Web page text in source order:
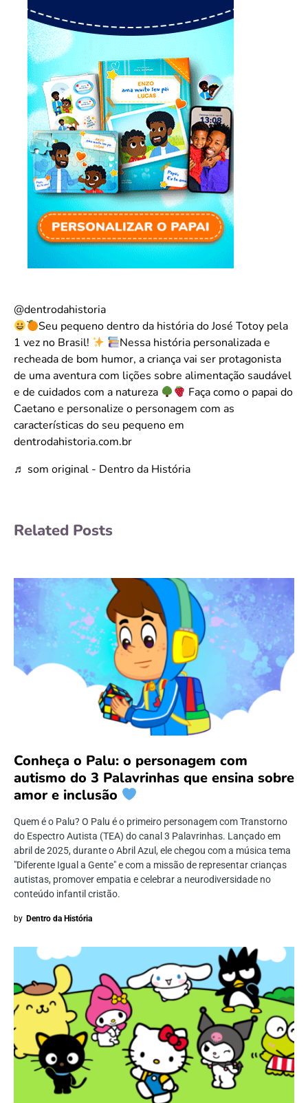
@dentrodahistoria
Seu pequeno dentro da história do José Totoy pela
1 vez no Brasil!
Nessa história personalizada e
recheada de bom humor, a criança vai ser protagonista
de uma aventura com lições sobre alimentação saudável
e de cuidados com a natureza
Faça como o papai do
Caetano e personalize o personagem com as
características do seu pequeno em
dentrodahistoria.com.br
♬ som original - Dentro da História
Related Posts
Conheça o Palu: o personagem com
autismo do 3 Palavrinhas que ensina sobre
amor e inclusão
Quem é o Palu? O Palu é o primeiro personagem com Transtorno
do Espectro Autista (TEA) do canal 3 Palavrinhas. Lançado em
abril de 2025, durante o Abril Azul, ele chegou com a música tema
"Diferente Igual a Gente" e com a missão de representar crianças
autistas, promover empatia e celebrar a neurodiversidade no
conteúdo infantil cristão.
by Dentro da História